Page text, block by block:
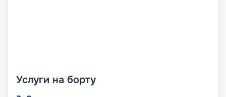
Услуги на борту